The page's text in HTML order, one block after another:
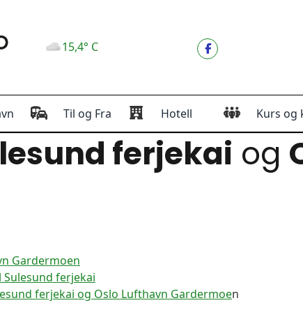
15,4° C
Til og Fra Hotell Kurs og
ferjekai og
Gardermoen
ferjekai
ferjekai og Oslo Lufthavn Gardermoen